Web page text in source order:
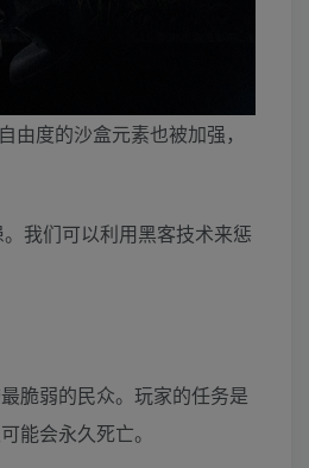
度的沙盒元素也被加强，
我们可以利用黑客技术来惩
脆弱的民众。玩家的任务是
能会永久死亡。